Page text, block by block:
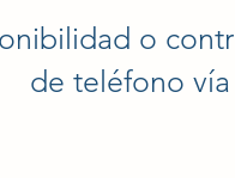
o
de teléfono vía